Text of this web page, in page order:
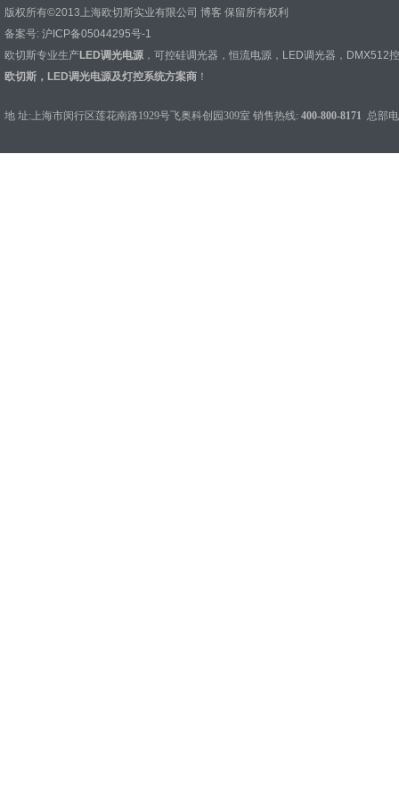
版权所有©2013上海欧切斯实业有限公司 博客 保留所有权利
备案号: 沪ICP备05044295号-1
欧切斯专业生产LED调光电源 ， 可控硅调光器 ， 恒流电源 ， LED调光器 ， DMX512
欧切斯，LED调光电源及灯控系统方案商 ！
地 址:上海市闵行区莲花南路1929号飞奥科创园309室 销售热线: 400-800-8171 总部